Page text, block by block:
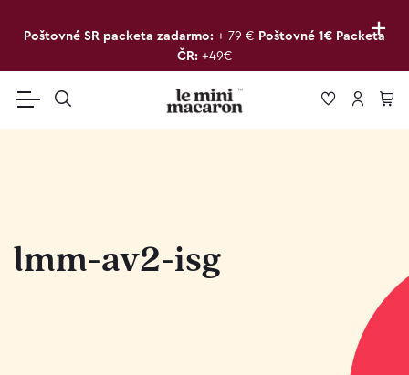
+
Poštovné SR packeta zadarmo: + 79 € Poštovné 1€ Packeta
ČR: +49€
lmm-av2-isg